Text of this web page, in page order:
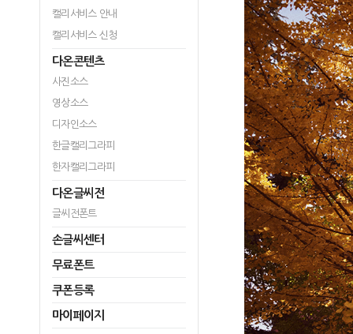
캘리서비스 안내
캘리서비스 신청
다온콘텐츠
사진소스
영상소스
디자인소스
한글캘리그라피
한자캘리그라피
다온글씨전
글씨전폰트
손글씨센터
무료폰트
쿠폰등록
마이페이지